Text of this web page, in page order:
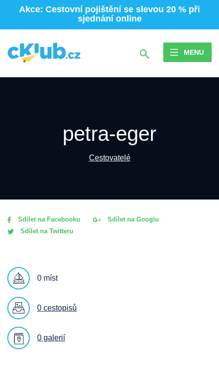
Akce: Cestovní pojištění se slevou 20 % při
sjednání online
MENU
petra-eger
Cestovatelé
Sdílet na Facebooku
Sdílet na Googlu
Sdílet na Twitteru
0 míst
0 cestopisů
0 galerií